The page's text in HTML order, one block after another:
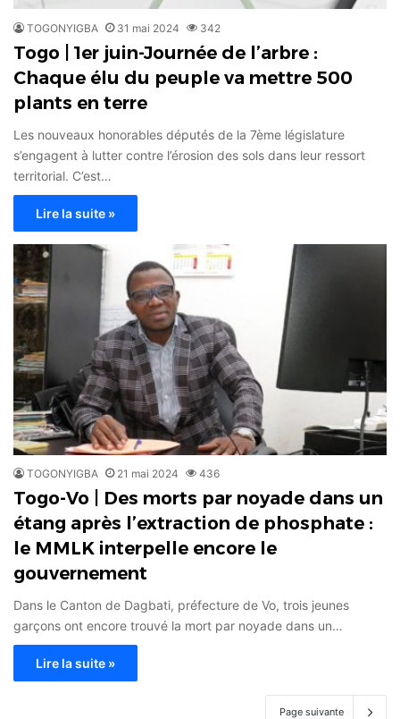
TOGONYIGBA 31 mai 2024 342
Togo | 1er juin-Journée de l’arbre :
Chaque élu du peuple va mettre 500
plants en terre
Les nouveaux honorables députés de la 7ème législature
s’engagent à lutter contre l’érosion des sols dans leur ressort
territorial. C’est…
Lire la suite »
TOGONYIGBA 21 mai 2024 436
Togo-Vo | Des morts par noyade dans un
étang après l’extraction de phosphate :
le MMLK interpelle encore le
gouvernement
Dans le Canton de Dagbati, préfecture de Vo, trois jeunes
garçons ont encore trouvé la mort par noyade dans un…
Lire la suite »
Page suivante